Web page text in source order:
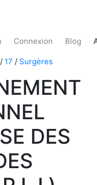
Connexion Blog
/ 17 / Surgères
DES